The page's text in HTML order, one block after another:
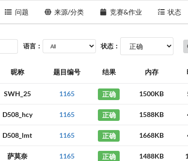
问题 来源/分类 竞赛&作业 状态
语言： 状态：
昵称 题目编号 结果 内存
SWH_25 1165 正确 1500KB
D508_hcy 1165 正确 1588KB
D508_lmt 1165 正确 1668KB
萨莫奈 1165 正确 1488KB